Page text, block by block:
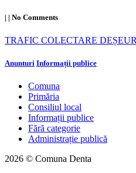
| | No Comments
TRAFIC COLECTARE
Anunturi Informații publice
Comuna
Primăria
Consiliul local
Informații publice
Fără categorie
Administrație publică
2026 © Comuna Denta